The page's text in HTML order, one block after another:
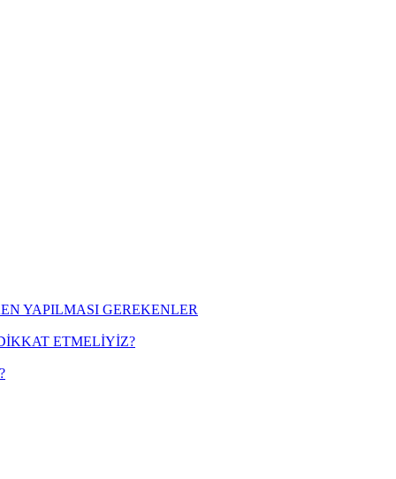
YAPILMASI GEREKENLER
ETMELİYİZ?